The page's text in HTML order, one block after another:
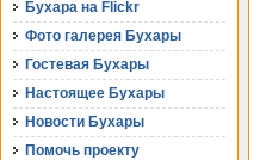
Бухара на Flickr
Фото галерея Бухары
Гостевая Бухары
Настоящее Бухары
Новости Бухары
Помочь проекту